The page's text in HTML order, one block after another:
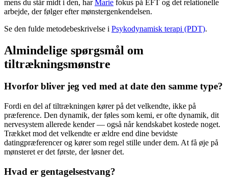
mens du står midt i den, harMarie fokus på EFT og det relationelle
arbejde, der følger efter mønstergenkendelsen.
Se den fulde metodebeskrivelse i Psykodynamisk terapi (PDT).
Almindelige spørgsmål om
tiltrækningsmønstre
Hvorfor bliver jeg ved med at date den samme type?
Fordi en del af tiltrækningen kører på det velkendte, ikke på
præference. Den dynamik, der føles som kemi, er ofte dynamik, dit
nervesystem allerede kender — også når kendskabet kostede noget.
Trækket mod det velkendte er ældre end dine bevidste
datingpræferencer og kører som regel stille under dem. At få øje på
mønsteret er det første, der løsner det.
Hvad er gentagelsestvang?